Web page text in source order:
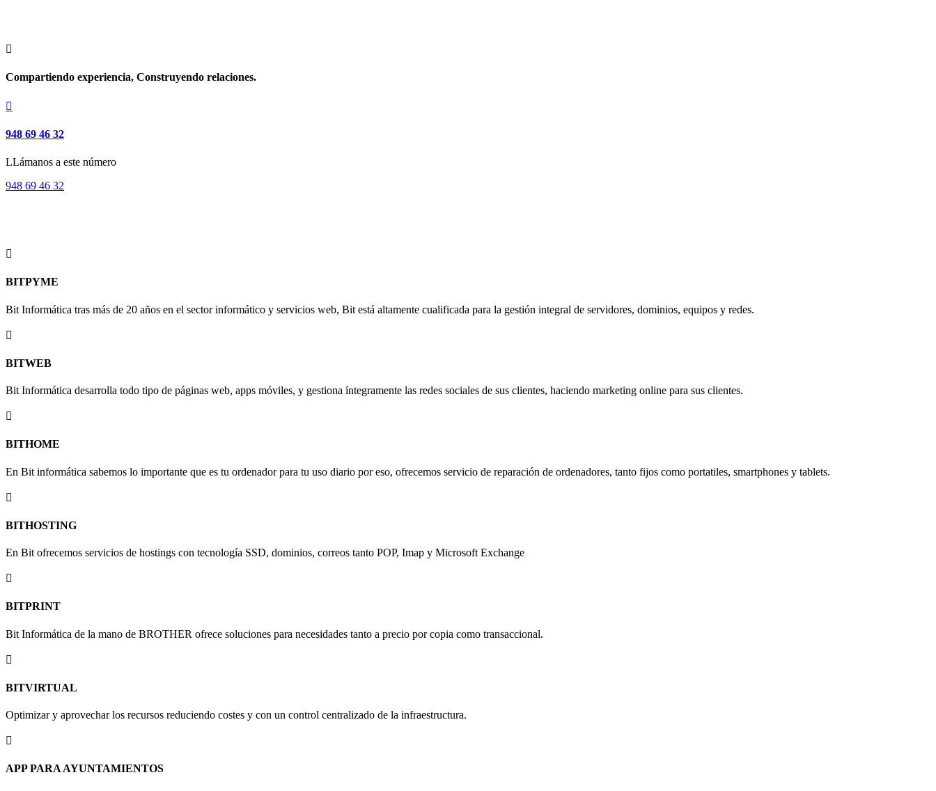

Compartiendo experiencia, Construyendo relaciones.

948 69 46 32
LLámanos a este número
948 69 46 32

BITPYME
Bit Informática tras más de 20 años en el sector informático y servicios web, Bit está altamente cualificada para la gestión integral de servidores, dominios, equipos y redes.

BITWEB
Bit Informática desarrolla todo tipo de páginas web, apps móviles, y gestiona íntegramente las redes sociales de sus clientes, haciendo marketing online para sus clientes.

BITHOME
En Bit informática sabemos lo importante que es tu ordenador para tu uso diario por eso, ofrecemos servicio de reparación de ordenadores, tanto fijos como portatiles, smartphones y tablets.

BITHOSTING
En Bit ofrecemos servicios de hostings con tecnología SSD, dominios, correos tanto POP, Imap y Microsoft Exchange

BITPRINT
Bit Informática de la mano de BROTHER ofrece soluciones para necesidades tanto a precio por copia como transaccional.

BITVIRTUAL
Optimizar y aprovechar los recursos reduciendo costes y con un control centralizado de la infraestructura.

APP PARA AYUNTAMIENTOS